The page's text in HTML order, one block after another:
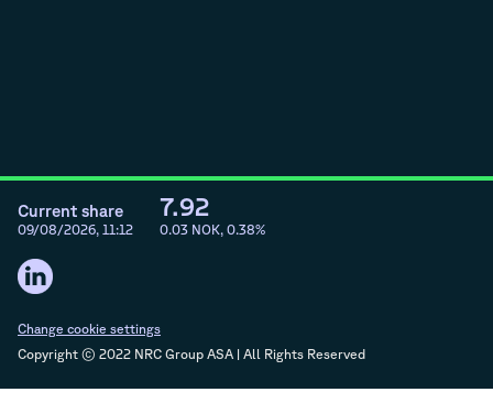
Change cookie settings
Copyright © 2022 NRC Group ASA | All Rights Reserved
Current share
09/08/2026, 11:12
7.92
0.03 NOK, 0.38%